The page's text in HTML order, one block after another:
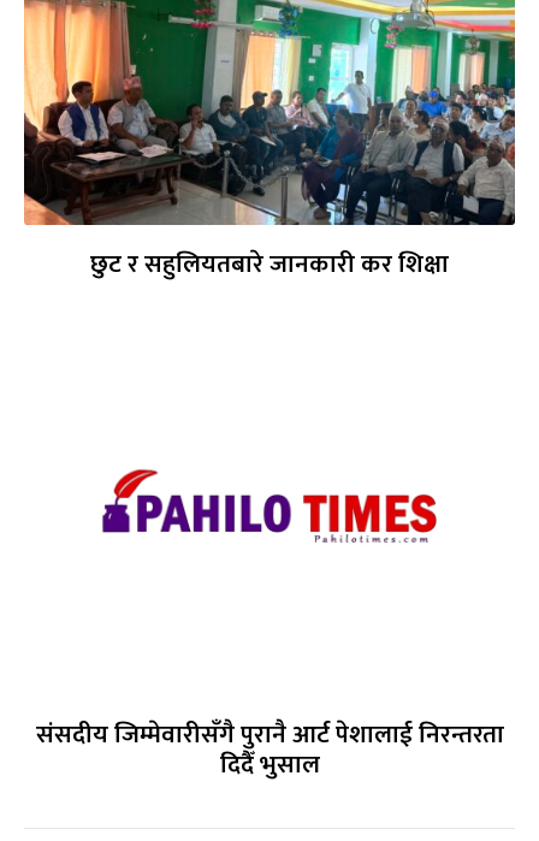
छुट र सहुलियतबारे जानकारी कर शिक्षा
संसदीय जिम्मेवारीसँगै पुरानै आर्ट पेशालाई निरन्तरता
दिदैँ भुसाल